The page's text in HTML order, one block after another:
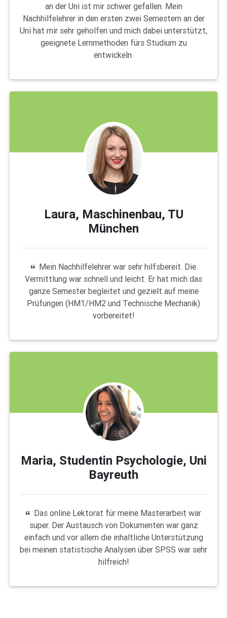
an der Uni ist mir schwer gefallen. Mein
Nachhilfelehrer in den ersten zwei Semestern an der
Uni hat mir sehr geholfen und mich dabei unterstützt,
geeignete Lernmethoden fürs Studium zu
entwickeln.
Laura, Maschinenbau, TU
München
Mein Nachhilfelehrer war sehr hilfsbereit. Die
Vermittlung war schnell und leicht. Er hat mich das
ganze Semester begleitet und gezielt auf meine
Prüfungen (HM1/HM2 und Technische Mechanik)
vorbereitet!
Maria, Studentin Psychologie, Uni
Bayreuth
Das online Lektorat für meine Masterarbeit war
super. Der Austausch von Dokumenten war ganz
einfach und vor allem die inhaltliche Unterstützung
bei meinen statistische Analysen über SPSS war sehr
hilfreich!